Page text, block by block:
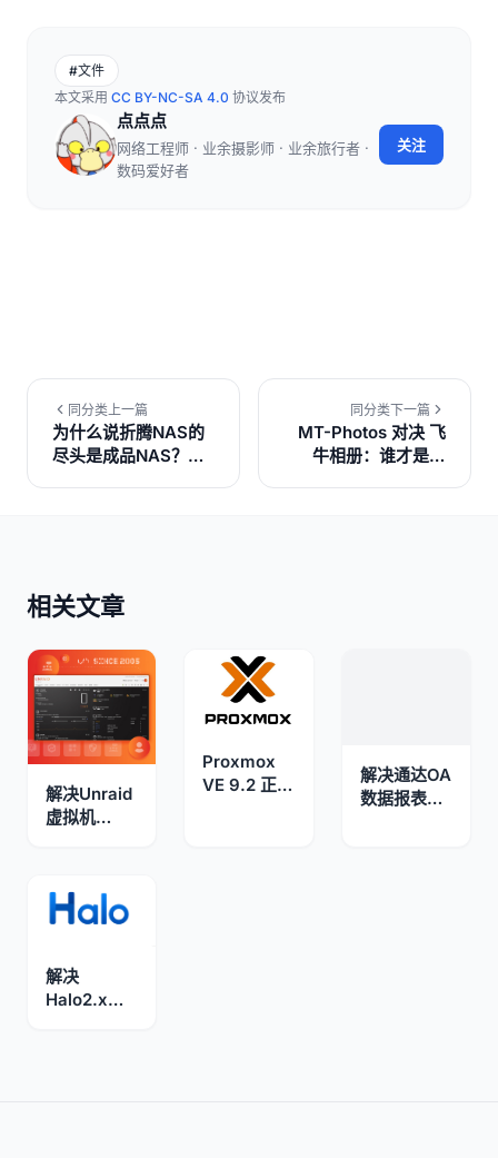
#文件
本文采用 CC BY-NC-SA 4.0 协议发布
点点点
网络工程师 · 业余摄影师 · 业余旅行者 ·
数码爱好者
关注
同分类上一篇
为什么说折腾NAS的
尽头是成品NAS？多
同分类下一篇
MT-Photos 对决 飞
牛相册：谁才是你
相关文章
解决Unraid
虚拟机
Proxmox
VE 9.2 正式
解决通达OA
数据报表显
解决
Halo2.x版